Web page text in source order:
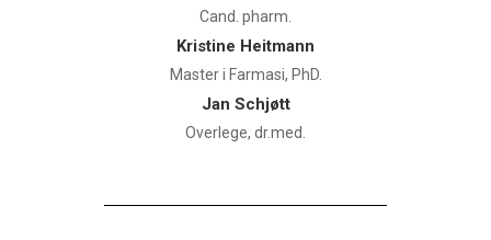
Cand. pharm.
Kristine Heitmann
Master i Farmasi, PhD.
Jan Schjøtt
Overlege, dr.med.